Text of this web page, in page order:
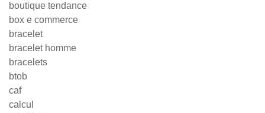
boutique tendance
box e commerce
bracelet
bracelet homme
bracelets
btob
caf
calcul